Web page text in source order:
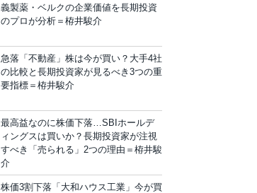
義製薬・ベルクの企業価値を長期投資
のプロが分析＝栫井駿介
急落「不動産」株は今が買い？大手4社
の比較と長期投資家が見るべき3つの重
要指標＝栫井駿介
最高益なのに株価下落…SBIホールデ
ィングスは買いか？長期投資家が注視
すべき「売られる」2つの理由＝栫井駿
介
株価3割下落「大和ハウス工業」今が買